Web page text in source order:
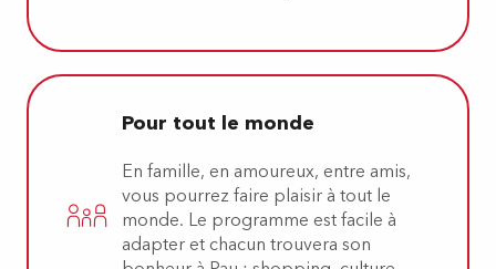
Pour tout le monde
En famille, en amoureux, entre amis,
vous pourrez faire plaisir à tout le
monde. Le programme est facile à
adapter et chacun trouvera son